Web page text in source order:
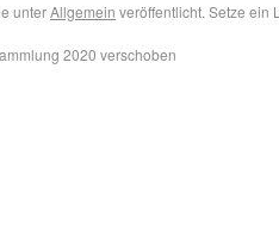
unterAllgemein veröffentlicht. Setze ein
2020 verschoben